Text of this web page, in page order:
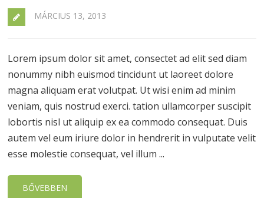
MÁRCIUS 13, 2013
Lorem ipsum dolor sit amet, consectet ad elit sed diam
nonummy nibh euismod tincidunt ut laoreet dolore
magna aliquam erat volutpat. Ut wisi enim ad minim
veniam, quis nostrud exerci. tation ullamcorper suscipit
lobortis nisl ut aliquip ex ea commodo consequat. Duis
autem vel eum iriure dolor in hendrerit in vulputate velit
esse molestie consequat, vel illum ...
BŐVEBBEN